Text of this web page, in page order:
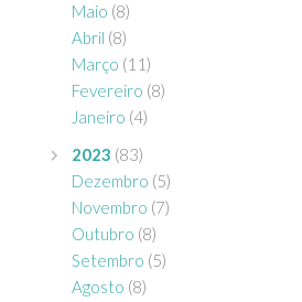
Maio (8)
Abril (8)
Março (11)
Fevereiro (8)
Janeiro (4)
2023 (83)
Dezembro (5)
Novembro (7)
Outubro (8)
Setembro (5)
Agosto (8)